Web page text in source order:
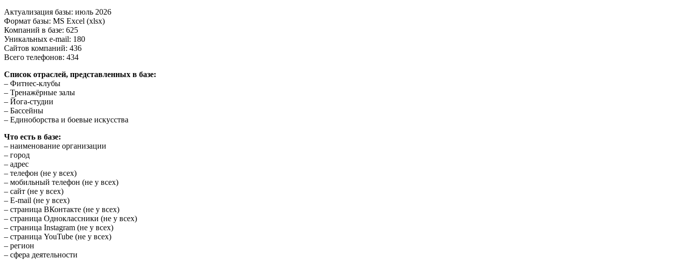
Актуализация базы: июль 2026
Формат базы: MS Excel (xlsx)
Компаний в базе: 625
Уникальных e-mail: 180
Сайтов компаний: 436
Всего телефонов: 434
Список отраслей, представленных в базе:
– Фитнес-клубы
– Тренажёрные залы
– Йога-студии
– Бассейны
– Единоборства и боевые искусства
Что есть в базе:
– наименование организации
– город
– адрес
– телефон (не у всех)
– мобильный телефон (не у всех)
– сайт (не у всех)
– E-mail (не у всех)
– страница ВКонтакте (не у всех)
– страница Одноклассники (не у всех)
– страница Instagram (не у всех)
– страница YouTube (не у всех)
– регион
– сфера деятельности